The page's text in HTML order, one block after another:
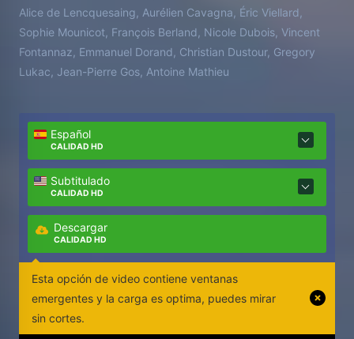
Alice de Lencquesaing, Aurélien Cavagna, Éric Viellard,
Sophie Mounicot, François Berland, Nicole Dubois, Vincent
Fontannaz, Emmanuel Dorand, Christian Dustour, Gregory
Lukac, Jean-Pierre Gos, Antoine Mathieu
Español
CALIDAD HD
Subtitulado
CALIDAD HD
Descargar
CALIDAD HD
Esta opción de video contiene ventanas
emergentes y la carga es optima, puedes mirar
sin cortes.